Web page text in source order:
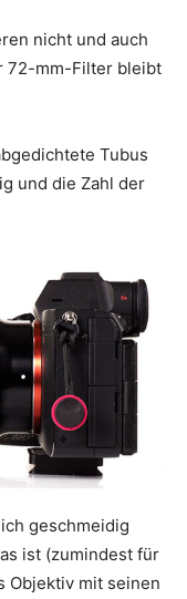
nicht und auch
72-mm-Filter bleibt
Tubus
und die Zahl der
geschmeidig
ist (zumindest für
Objektiv mit seinen